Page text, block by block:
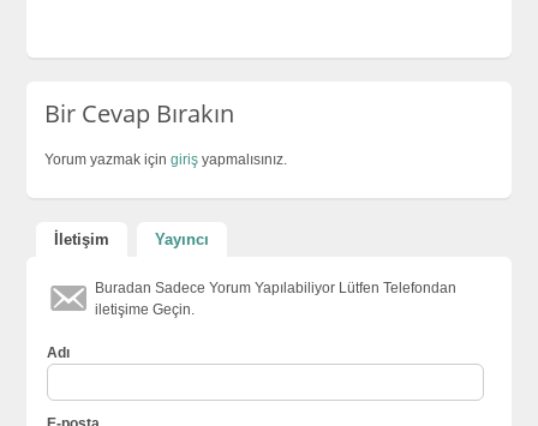
Bir Cevap Bırakın
Yorum yazmak içingiriş yapmalısınız.
İletişim Yayıncı
Buradan Sadece Yorum Yapılabiliyor Lütfen Telefondan
iletişime Geçin.
Adı